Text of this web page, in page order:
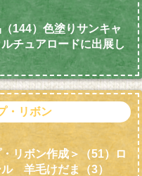
144）色塗りサンキャ
チュアロードに出展し
・リボン
リボン作成＞（51）ロ
ル 羊毛けだま （3）